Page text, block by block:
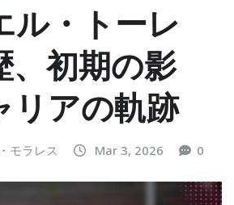
ル・トーレ
、初期の影
リアの軌跡
モラレス Mar 3, 2026 0